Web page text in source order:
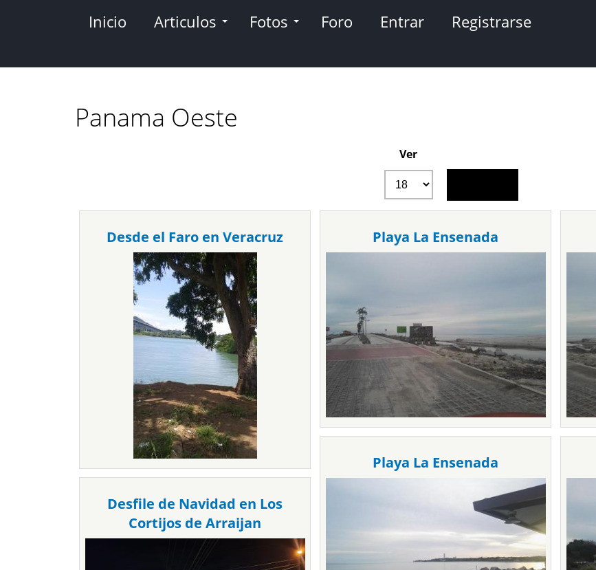
Inicio Articulos Fotos Foro Entrar Registrarse
Panama Oeste
Ver
Desde el Faro en Veracruz Playa La Ensenada
Playa La Ensenada
Desfile de Navidad en Los
Cortijos de Arraijan